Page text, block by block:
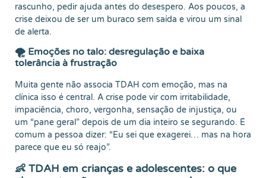
rascunho, pedir ajuda antes do desespero. Aos poucos, a
crise deixou de ser um buraco sem saída e virou um sinal
de alerta.
🌪️ Emoções no talo: desregulação e baixa
tolerância à frustração
Muita gente não associa TDAH com emoção, mas na
clínica isso é central. A crise pode vir com irritabilidade,
impaciência, choro, vergonha, sensação de injustiça, ou
um “pane geral” depois de um dia inteiro se segurando. É
comum a pessoa dizer: “Eu sei que exagerei… mas na hora
parece que eu só reajo”.
👶 TDAH em crianças e adolescentes: o que